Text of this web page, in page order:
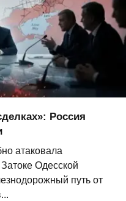
Россия
атаковала
Одесской
путь от